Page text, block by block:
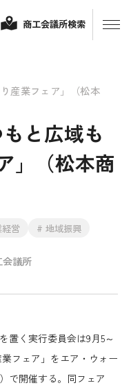
商工会議所検索
産業フェア」（松本
と広域も
」（松本商
営
# 地域振興
議所
置く実行委員会は9月5～
フェア」をエア・ウォー
で開催する。同フェア